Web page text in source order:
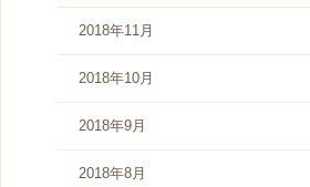
2018年11月
2018年10月
2018年9月
2018年8月